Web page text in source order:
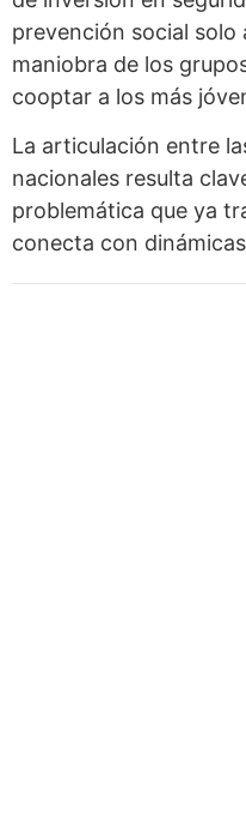
prevención social solo
maniobra de los
cooptar a los más
La articulación entre
nacionales resulta
problemática que ya
conecta con